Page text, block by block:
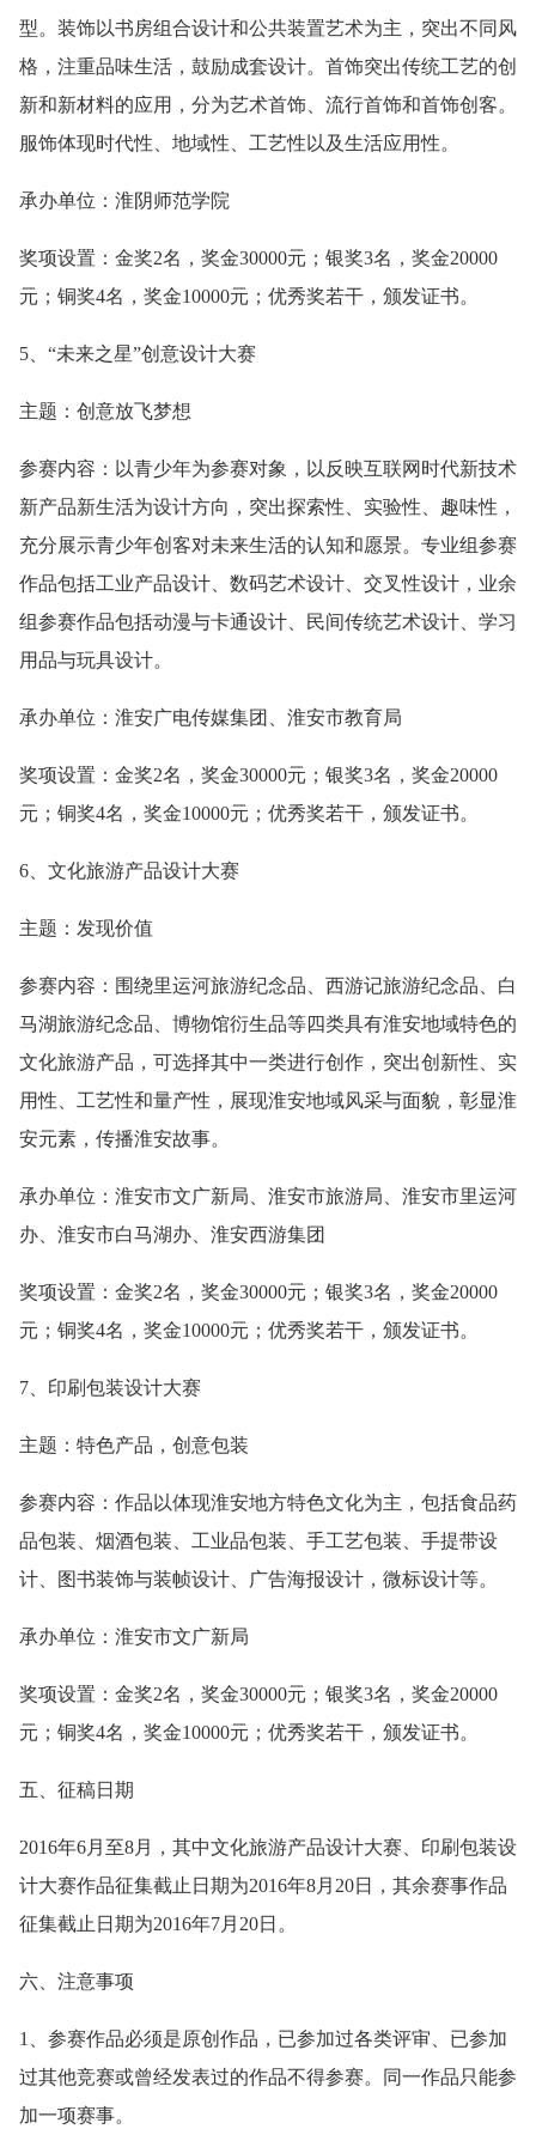
型。装饰以书房组合设计和公共装置艺术为主，突出不同风
格，注重品味生活，鼓励成套设计。首饰突出传统工艺的创
新和新材料的应用，分为艺术首饰、流行首饰和首饰创客。
服饰体现时代性、地域性、工艺性以及生活应用性。
承办单位：淮阴师范学院
奖项设置：金奖2名，奖金30000元；银奖3名，奖金20000
元；铜奖4名，奖金10000元；优秀奖若干，颁发证书。
5、“未来之星”创意设计大赛
主题：创意放飞梦想
参赛内容：以青少年为参赛对象，以反映互联网时代新技术
新产品新生活为设计方向，突出探索性、实验性、趣味性，
充分展示青少年创客对未来生活的认知和愿景。专业组参赛
作品包括工业产品设计、数码艺术设计、交叉性设计，业余
组参赛作品包括动漫与卡通设计、民间传统艺术设计、学习
用品与玩具设计。
承办单位：淮安广电传媒集团、淮安市教育局
奖项设置：金奖2名，奖金30000元；银奖3名，奖金20000
元；铜奖4名，奖金10000元；优秀奖若干，颁发证书。
6、文化旅游产品设计大赛
主题：发现价值
参赛内容：围绕里运河旅游纪念品、西游记旅游纪念品、白
马湖旅游纪念品、博物馆衍生品等四类具有淮安地域特色的
文化旅游产品，可选择其中一类进行创作，突出创新性、实
用性、工艺性和量产性，展现淮安地域风采与面貌，彰显淮
安元素，传播淮安故事。
承办单位：淮安市文广新局、淮安市旅游局、淮安市里运河
办、淮安市白马湖办、淮安西游集团
奖项设置：金奖2名，奖金30000元；银奖3名，奖金20000
元；铜奖4名，奖金10000元；优秀奖若干，颁发证书。
7、印刷包装设计大赛
主题：特色产品，创意包装
参赛内容：作品以体现淮安地方特色文化为主，包括食品药
品包装、烟酒包装、工业品包装、手工艺包装、手提带设
计、图书装饰与装帧设计、广告海报设计，微标设计等。
承办单位：淮安市文广新局
奖项设置：金奖2名，奖金30000元；银奖3名，奖金20000
元；铜奖4名，奖金10000元；优秀奖若干，颁发证书。
五、征稿日期
2016年6月至8月，其中文化旅游产品设计大赛、印刷包装设
计大赛作品征集截止日期为2016年8月20日，其余赛事作品
征集截止日期为2016年7月20日。
六、注意事项
1、参赛作品必须是原创作品，已参加过各类评审、已参加
过其他竞赛或曾经发表过的作品不得参赛。同一作品只能参
加一项赛事。